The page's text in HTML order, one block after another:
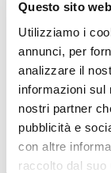
Questo sito
Utilizziamo i
annunci, per
analizzare il
informazioni sul
nostri partner
pubblicità e
con altre
raccolto dal suo
TUTTE LE